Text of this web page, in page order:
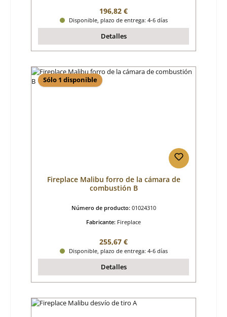
Precio normal:
196,82 €
Disponible, plazo de entrega: 4-6 días
Detalles
Sólo 1 disponible
Fireplace Malibu forro de la cámara de
combustión B
Número de producto: 01024310
Fabricante: Fireplace
Precio normal:
255,67 €
Disponible, plazo de entrega: 4-6 días
Detalles